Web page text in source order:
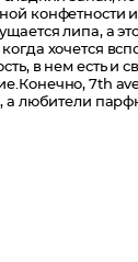
конфетности
липа, а
хочется
в нем есть и
7th
а любители